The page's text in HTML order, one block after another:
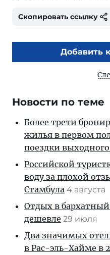
Скопировать ссылку
Добавить
Новости по теме
Более трети
жилья в первом
поездки
Российской
воду за плохой
Стамбула 4 августа
Отдых в бархатный
дешевле 29 июля
Два значимых
в Рас-эль-Хайме в